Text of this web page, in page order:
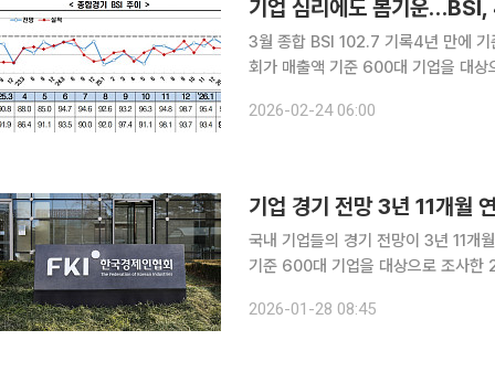
기업 심리에도 봄기운…BSI,
3월 종합 BSI 102.7 기록4년 만에 기준선
회가 매출액 기준 600대 기업을 대상
2026-02-24 06:00
기업 경기 전망 3년 11개월
국내 기업들의 경기 전망이 3년 11개월 연속 부정
기준 600대 기업을 대상으로 조사
1월 BSI 실적치는 93.4로 2022년 2
2026-01-28 08:45